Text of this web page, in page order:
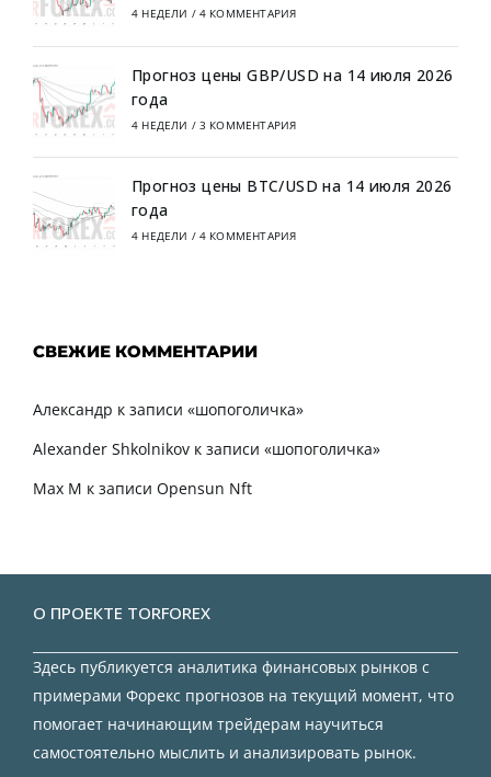
4 НЕДЕЛИ / 4 КОММЕНТАРИЯ
Прогноз цены GBP/USD на 14 июля 2026
года
4 НЕДЕЛИ / 3 КОММЕНТАРИЯ
Прогноз цены BTC/USD на 14 июля 2026
года
4 НЕДЕЛИ / 4 КОММЕНТАРИЯ
СВЕЖИЕ КОММЕНТАРИИ
Александр к записи «шопоголичка»
Alexander Shkolnikov к записи «шопоголичка»
Max M к записи Opensun Nft
О ПРОЕКТЕ TORFOREX
Здесь публикуется аналитика финансовых рынков с
примерами Форекс прогнозов на текущий момент, что
помогает начинающим трейдерам научиться
самостоятельно мыслить и анализировать рынок.